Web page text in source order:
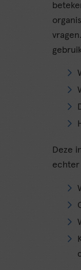
Deze
echter